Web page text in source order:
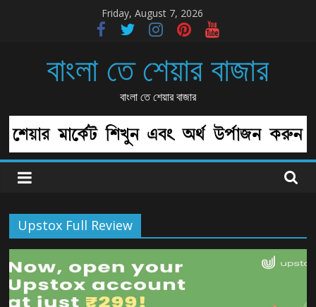
Friday, August 7, 2026
বাংলা তে শেয়ার বাজার
বাংলা তে শেয়ার বাজার
Upstox Full Review